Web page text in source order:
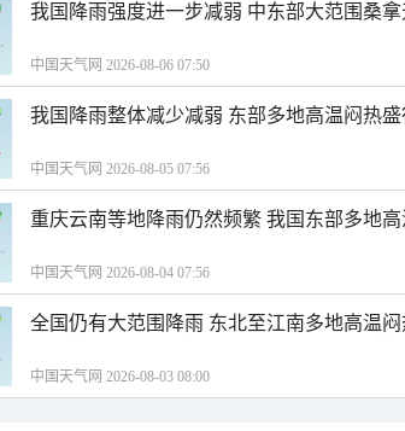
我国降雨强度进一步减弱 中东部大范围桑
中国天气网 2026-08-06 07:50
我国降雨整体减少减弱 东部多地高温闷热盛
中国天气网 2026-08-05 07:56
重庆云南等地降雨仍然频繁 我国东部多地
中国天气网 2026-08-04 07:56
全国仍有大范围降雨 东北至江南多地高温闷
中国天气网 2026-08-03 08:00